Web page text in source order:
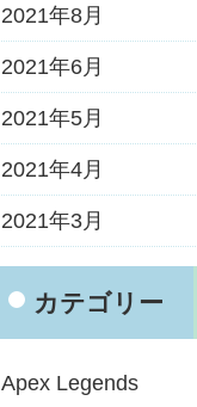
2021年8月
2021年6月
2021年5月
2021年4月
2021年3月
カテゴリー
Apex Legends